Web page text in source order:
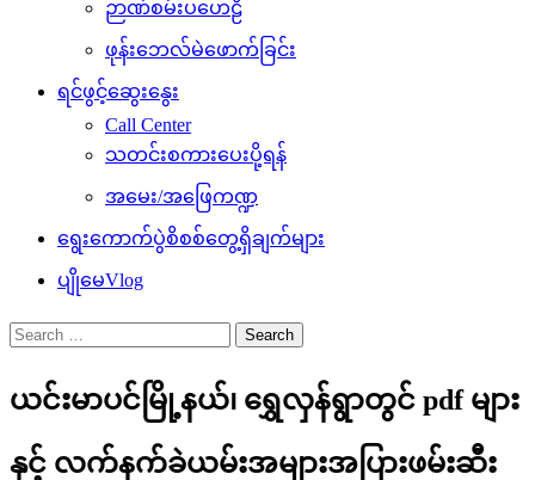
ဉာဏ်စမ်းပဟေဠိ
ဖုန်းဘေလ်မဲဖောက်ခြင်း
ရင်ဖွင့်ဆွေးနွေး
Call Center
သတင်းစကားပေးပို့ရန်
အမေး/အဖြေကဏ္ဍ
ရွေးကောက်ပွဲစိစစ်တွေ့ရှိချက်များ
ပျိုမေVlog
Search
for:
ယင်းမာပင်မြို့နယ်၊ ရွှေလှန်ရွာတွင် pdf များ
နှင့် လက်နက်ခဲယမ်းအများအပြားဖမ်းဆီး